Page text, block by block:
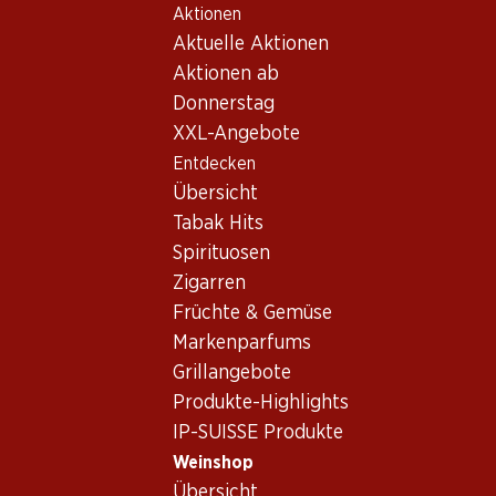
Aktionen
Aktuelle Aktionen
Aktionen ab
Donnerstag
XXL-Angebote
Entdecken
Übersicht
Tabak Hits
Spirituosen
Zigarren
Früchte & Gemüse
Markenparfums
Grillangebote
Produkte-Highlights
IP-SUISSE Produkte
Weinshop
Wein/Champagner
Côtes de Provence
Grande Recolte Berne Rosé Côte de Provence AOP
Vorderseite Rückseite